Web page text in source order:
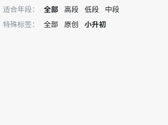
适合年段：
全部 高段 低段
中段
特殊标签：
全部 原创 小升初